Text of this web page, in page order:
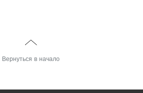
Вернуться в начало